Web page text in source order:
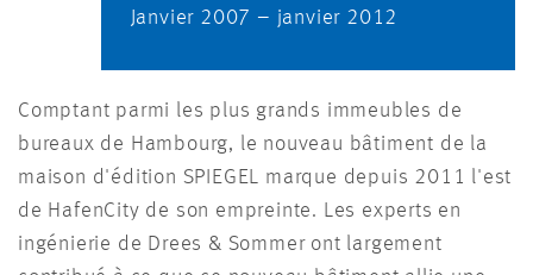
Janvier 2007 – janvier 2012
Comptant parmi les plus grands immeubles de
bureaux de Hambourg, le nouveau bâtiment de la
maison d'édition SPIEGEL marque depuis 2011 l'est
de HafenCity de son empreinte. Les experts en
ingénierie de Drees & Sommer ont largement